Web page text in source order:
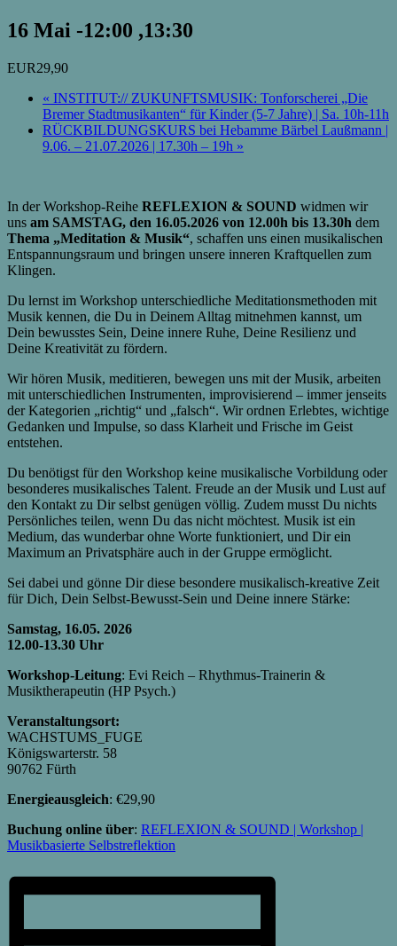
16 Mai -12:00 ,13:30
EUR29,90
« INSTITUT:// ZUKUNFTSMUSIK: Tonforscherei „Die
Bremer Stadtmusikanten“ für Kinder (5-7 Jahre) | Sa. 10h-11h
RÜCKBILDUNGSKURS bei Hebamme Bärbel Laußmann |
9.06. – 21.07.2026 | 17.30h – 19h »
In der Workshop-Reihe REFLEXION & SOUND widmen wir
uns am SAMSTAG, den 16.05.2026 von 12.00h bis 13.30h dem
Thema „Meditation & Musik“, schaffen uns einen musikalischen
Entspannungsraum und bringen unsere inneren Kraftquellen zum
Klingen.
Du lernst im Workshop unterschiedliche Meditationsmethoden mit
Musik kennen, die Du in Deinem Alltag mitnehmen kannst, um
Dein bewusstes Sein, Deine innere Ruhe, Deine Resilienz und
Deine Kreativität zu fördern.
Wir hören Musik, meditieren, bewegen uns mit der Musik, arbeiten
mit unterschiedlichen Instrumenten, improvisierend – immer jenseits
der Kategorien „richtig“ und „falsch“. Wir ordnen Erlebtes, wichtige
Gedanken und Impulse, so dass Klarheit und Frische im Geist
entstehen.
Du benötigst für den Workshop keine musikalische Vorbildung oder
besonderes musikalisches Talent. Freude an der Musik und Lust auf
den Kontakt zu Dir selbst genügen völlig. Zudem musst Du nichts
Persönliches teilen, wenn Du das nicht möchtest. Musik ist ein
Medium, das wunderbar ohne Worte funktioniert, und Dir ein
Maximum an Privatsphäre auch in der Gruppe ermöglicht.
Sei dabei und gönne Dir diese besondere musikalisch-kreative Zeit
für Dich, Dein Selbst-Bewusst-Sein und Deine innere Stärke:
Samstag, 16.05. 2026
12.00-13.30 Uhr
Workshop-Leitung: Evi Reich – Rhythmus-Trainerin &
Musiktherapeutin (HP Psych.)
Veranstaltungsort:
WACHSTUMS_FUGE
Königswarterstr. 58
90762 Fürth
Energieausgleich: €29,90
Buchung online über: REFLEXION & SOUND | Workshop |
Musikbasierte Selbstreflektion